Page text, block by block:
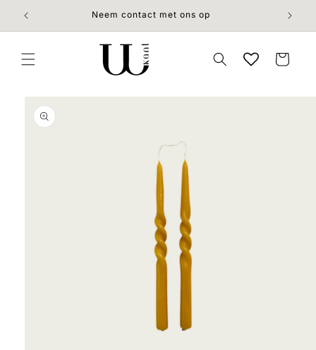
naar de
content
Neem contact met ons op
Winkelwagen
direct naar